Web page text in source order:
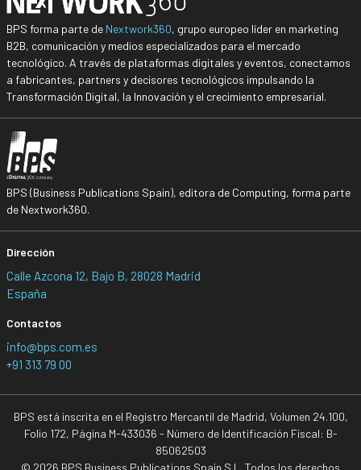
BPS forma parte de Nextwork360, grupo europeo líder en marketing
B2B, comunicación y medios especializados para el mercado
tecnológico. A través de plataformas digitales y eventos, conectamos
a fabricantes, partners y decisores tecnológicos impulsando la
Transformación Digital, la Innovación y el crecimiento empresarial.
BPS (Business Publications Spain), editora de Computing, forma parte
de Nextwork360.
Dirección
Calle Azcona 12, Bajo B, 28028 Madrid
España
Contactos
info@bps.com.es
+91 313 79 00
BPS está inscrita en el Registro Mercantil de Madrid, Volumen 24.100,
Folio 172, Página M-433036 - Número de Identificación Fiscal: B-
85062503
© 2026 BPS Business Publications Spain S.L. Todos los derechos